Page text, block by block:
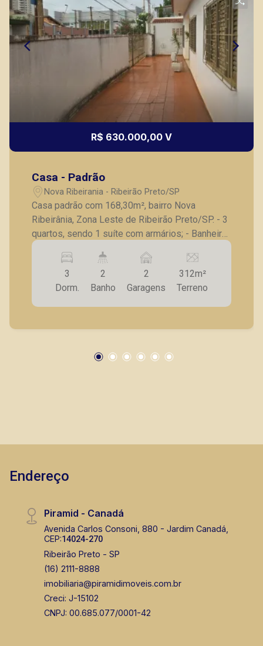
(16) 99137-0754
CORRETOR DE PLANTÃO
Bráulio Alvarez
Corretor(a) Online
CORRETOR DE PLANTÃO
Fátima Spadaro
(16) 99105-3578
(16) 99222-2915
Corretor(a) Online
CORRETOR DE PLANTÃO
R$ 630.000,00 V
Casa - Padrão
Nova Ribeirania - Ribeirão Preto/SP
Casa padrão com 168,30m², bairro Nova
Ribeirânia, Zona Leste de Ribeirão Preto/SP. - 3
quartos, sendo 1 suíte com armários; - Banheiro
social; - Sala para 2 ambientes; - Cozinha
planejada; - Lavanderia; - 2 vagas de garagem. A
Piramid tem como objetivo atender seus
clientes com agilidade e segurança, em locação,
vendas de imóveis prontos, usados ou mesmo
Ribeirão Preto.
3
Dorm.
2
Banho
2
Garagens
312m²
Terreno
Endereço
Piramid - Canadá
Avenida Carlos Consoni, 880 - Jardim Canadá,
CEP:14024-270
Ribeirão Preto - SP
(16) 2111-8888
imobiliaria@piramidimoveis.com.br
Creci: J-15102
CNPJ: 00.685.077/0001-42